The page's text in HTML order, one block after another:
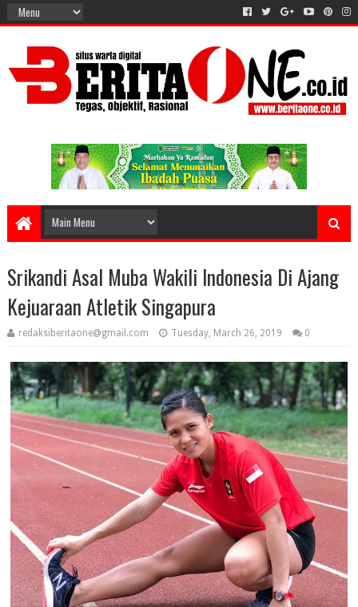
Srikandi Asal Muba Wakili Indonesia Di Ajang
Kejuaraan Atletik Singapura
redaksiberitaone@gmail.com Tuesday, March 26, 2019 0